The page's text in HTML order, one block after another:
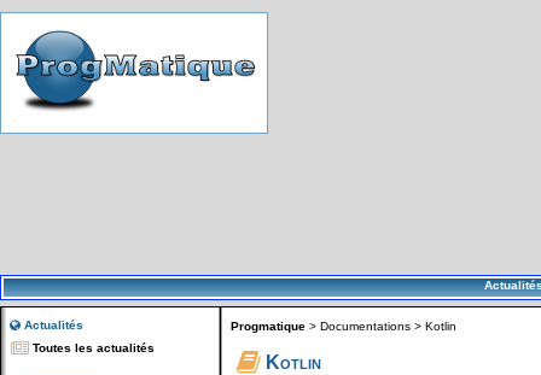
Actualités
Toutes les actualités
Progmatique > Documentations > Kotlin
Kotlin